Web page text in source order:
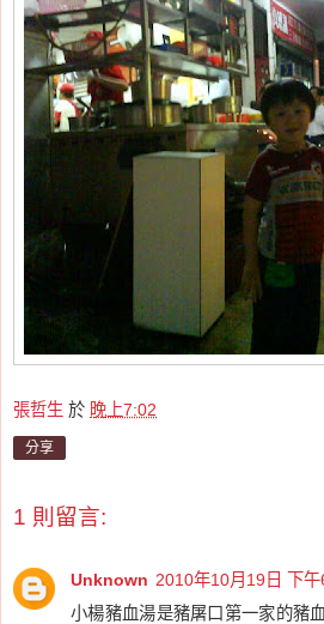
張哲生 於 晚上7:02
分享
1 則留言:
Unknown 2010年10月19日 下午
小楊豬血湯是豬屠口第一家的豬